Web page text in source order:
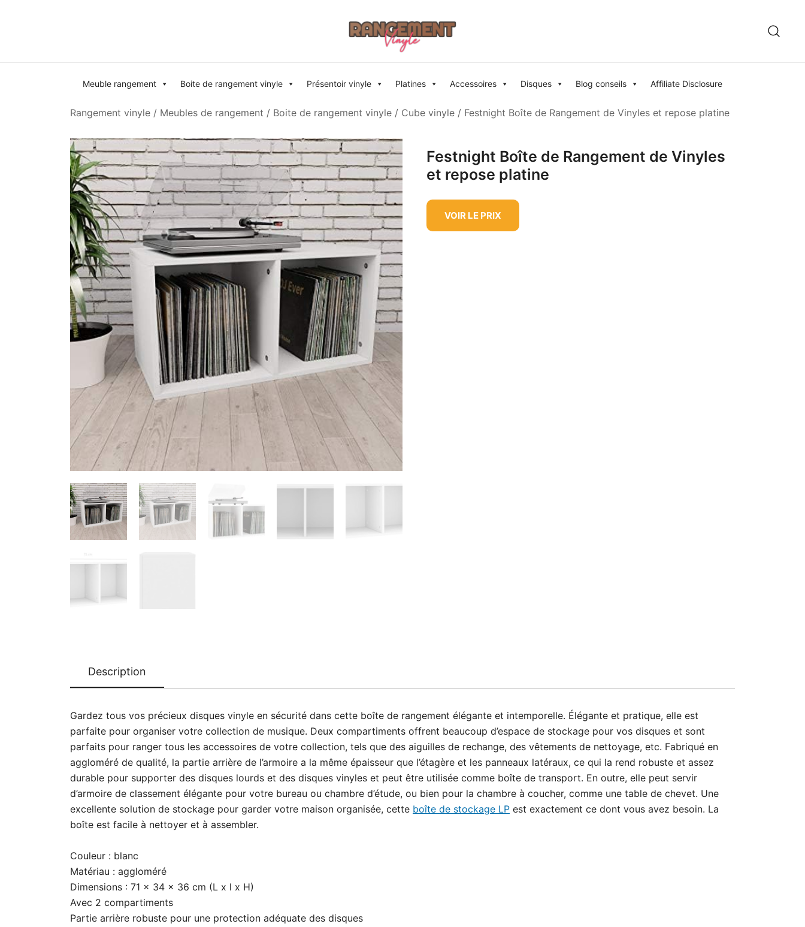
Meuble rangement Boite de rangement vinyle Présentoir vinyle Platines Accessoires Disques Blog conseils Affiliate Disclosure
Rangement vinyle / Meubles de rangement / Boite de rangement vinyle / Cube vinyle / Festnight Boîte de Rangement de Vinyles et repose platine
Festnight Boîte de Rangement de Vinyles
et repose platine
VOIR LE PRIX
Description
Gardez tous vos précieux disques vinyle en sécurité dans cette boîte de rangement élégante et intemporelle. Élégante et pratique, elle est
parfaite pour organiser votre collection de musique. Deux compartiments offrent beaucoup d’espace de stockage pour vos disques et sont
parfaits pour ranger tous les accessoires de votre collection, tels que des aiguilles de rechange, des vêtements de nettoyage, etc. Fabriqué en
aggloméré de qualité, la partie arrière de l’armoire a la même épaisseur que l’étagère et les panneaux latéraux, ce qui la rend robuste et assez
durable pour supporter des disques lourds et des disques vinyles et peut être utilisée comme boîte de transport. En outre, elle peut servir
d’armoire de classement élégante pour votre bureau ou chambre d’étude, ou bien pour la chambre à coucher, comme une table de chevet. Une
excellente solution de stockage pour garder votre maison organisée, cette boîte de stockage LP est exactement ce dont vous avez besoin. La
boîte est facile à nettoyer et à assembler.
Couleur : blanc
Matériau : aggloméré
Dimensions : 71 x 34 x 36 cm (L x l x H)
Avec 2 compartiments
Partie arrière robuste pour une protection adéquate des disques